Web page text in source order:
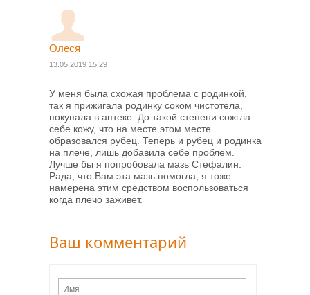
Олеся
13.05.2019 15:29
У меня была схожая проблема с родинкой,
так я прижигала родинку соком чистотела,
покупала в аптеке. До такой степени сожгла
себе кожу, что на месте этом месте
образовался рубец. Теперь и рубец и родинка
на плече, лишь добавила себе проблем.
Лучше бы я попробовала мазь Стефалин.
Рада, что Вам эта мазь помогла, я тоже
намерена этим средством воспользоваться
когда плечо заживет.
Ваш комментарий